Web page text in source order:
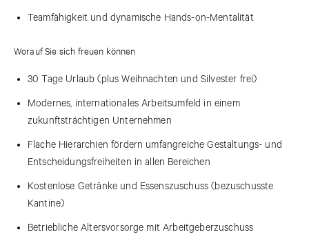
Teamfähigkeit und dynamische Hands-on-Mentalität
Worauf Sie sich freuen können
30 Tage Urlaub (plus Weihnachten und Silvester frei)
Modernes, internationales Arbeitsumfeld in einem
zukunftsträchtigen Unternehmen
Flache Hierarchien fördern umfangreiche Gestaltungs- und
Entscheidungsfreiheiten in allen Bereichen
Kostenlose Getränke und Essenszuschuss (bezuschusste
Kantine)
Betriebliche Altersvorsorge mit Arbeitgeberzuschuss